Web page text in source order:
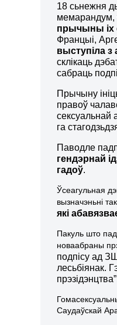
18 сьнежня
мемарандум,
прычыны іх
Францыі,
выступіла
склікаць
сабраць
Прычыну
правоў
сексуальнай
га
Паводле
гендэрнай
гадоў.
Ўсеагульная
вызначэньні
які
Пакуль што
новаабраны
подпісу ад
лесьбіянак.
Саудаўскай